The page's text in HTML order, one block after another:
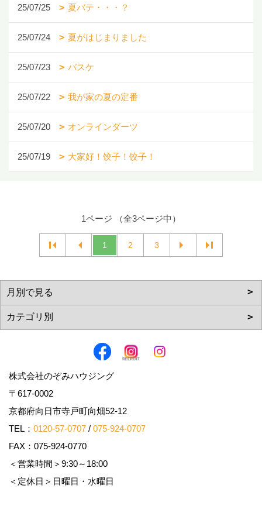
25/07/25 夏バテ・・・？
25/07/24 夏がはじまりました
25/07/23 バスケ
25/07/22 我が家の夏の定番
25/07/20 オンラインダーツ
25/07/19 大家好！饺子！饺子！
1ページ （全3ページ中）
1 2 3
株式会社のぞみハウジング
〒617-0002
京都府向日市寺戸町向畑52-12
TEL： 0120-57-0707 / 075-924-0707
FAX：075-924-0770
＜営業時間＞9:30～18:00
＜定休日＞日曜日・水曜日